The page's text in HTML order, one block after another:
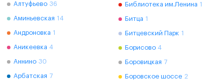
Алтуфьево 36
Аминьевская 14
Андроновка 1
Аникеевка 4
Аннино 30
Арбатская 7
Библиотека им.Ленина 1
Битца 1
Битцевский Парк 1
Борисово 4
Боровицкая 7
Боровское шоссе 2